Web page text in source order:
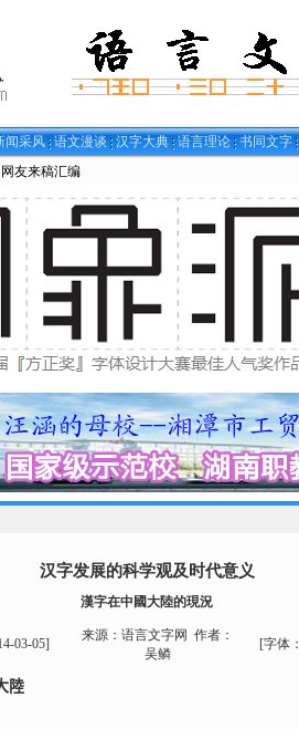
闻采风 语文漫谈 汉字大典 语言理论 书同文字
网友来稿汇编
汉字发展的科学观及时代意义
漢字在中國大陸的現況
03-05]
来源： 语言文字网 作者：
吴鳞
[字体：
陸